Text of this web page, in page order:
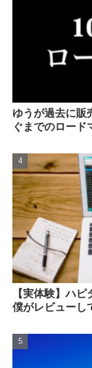
ゆうが過去に販
ぐまでのロード
【実体験】ハ
僕がレビューし